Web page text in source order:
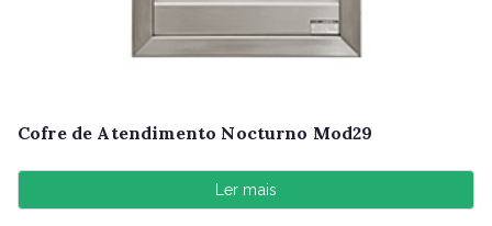
Cofre de Atendimento Nocturno Mod29
Ler mais